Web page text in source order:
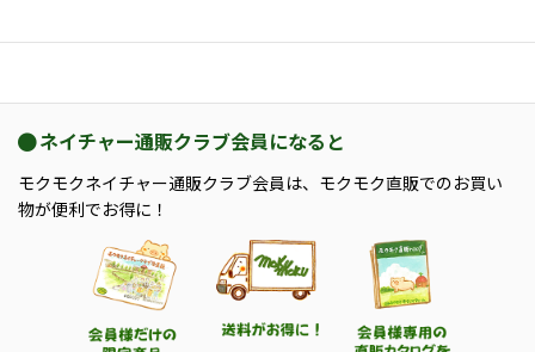
ネイチャー通販クラブ会員になると
モクモクネイチャー通販クラブ会員は、モクモク直販でのお買い
物が便利でお得に！